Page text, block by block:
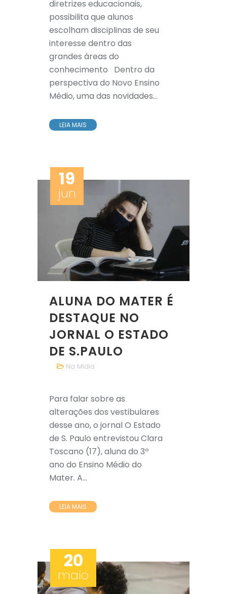
diretrizes educacionais,
possibilita que alunos
escolham disciplinas de seu
interesse dentro das
grandes áreas do
conhecimento Dentro da
perspectiva do Novo Ensino
Médio, uma das novidades...
LEIA MAIS
19
jun
ALUNA DO MATER É
DESTAQUE NO
JORNAL O ESTADO
DE S.PAULO
Na Mídia
Para falar sobre as
alterações dos vestibulares
desse ano, o jornal O Estado
de S. Paulo entrevistou Clara
Toscano (17), aluna do 3º
ano do Ensino Médio do
Mater. A...
LEIA MAIS
20
maio